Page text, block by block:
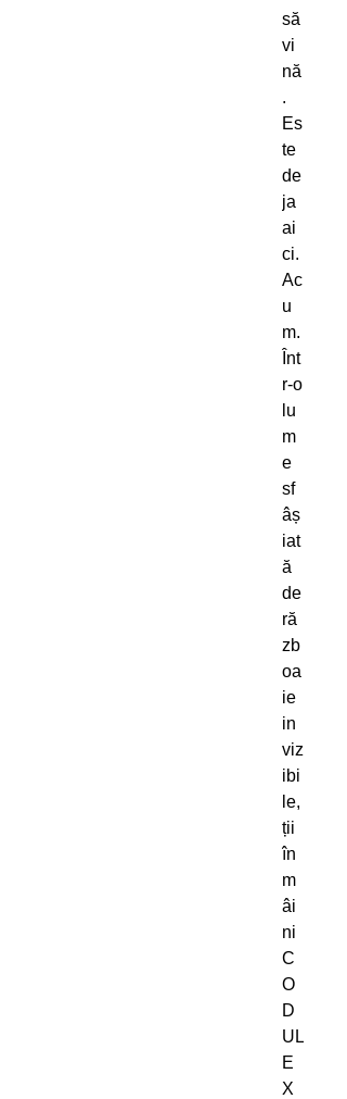
să
vi
nă
.
Es
te
de
ja
ai
ci.
Ac
u
m.
Înt
r-o
lu
m
e
sf
âș
iat
ă
de
ră
zb
oa
ie
in
viz
ibi
le,
ții
în
m
âi
ni
C
O
D
UL
E
X